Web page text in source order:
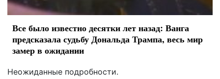
Все было известно десятки лет назад: Ванга
предсказала судьбу Дональда Трампа, весь мир
замер в ожидании
Неожиданные подробности.